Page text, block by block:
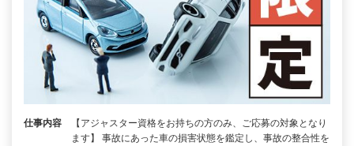
仕事内容
【アジャスター資格をお持ちの方のみ、ご応募の対象となり
ます】 事故にあった車の損害状態を鑑定し、事故の整合性を